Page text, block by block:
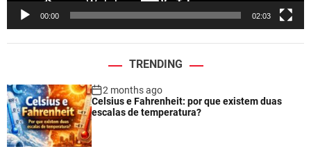
00:00 02:03
TRENDING
2 months ago
Celsius e Fahrenheit: por que existem duas
escalas de temperatura?